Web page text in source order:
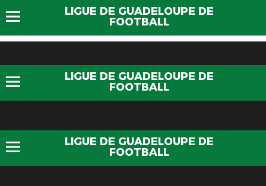
LIGUE DE GUADELOUPE DE
FOOTBALL